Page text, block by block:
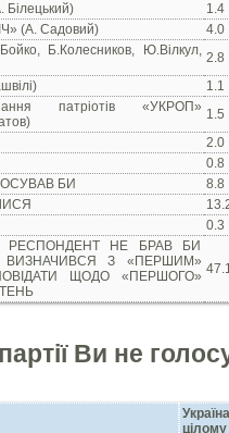
Білецький)
1.4
(А. Садовий)
4.0
Б.Колесников, Ю.Вілкул, 2.8
1.1
патріотів «УКРОП» 1.5
2.0
0.8
БИ
8.8
0.3
РЕСПОНДЕНТ НЕ БРАВ БИ
ВИЗНАЧИВСЯ З «ПЕРШИМ»
ЩОДО «ПЕРШОГО»
Ви не
цілому